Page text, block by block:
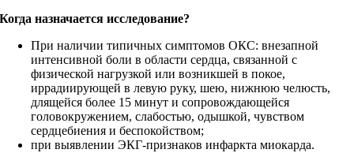
Когда назначается исследование?
При наличии типичных симптомов ОКС: внезапной
интенсивной боли в области сердца, связанной с
физической нагрузкой или возникшей в покое,
иррадиирующей в левую руку, шею, нижнюю челюсть,
длящейся более 15 минут и сопровождающейся
головокружением, слабостью, одышкой, чувством
сердцебиения и беспокойством;
при выявлении ЭКГ-признаков инфаркта миокарда.